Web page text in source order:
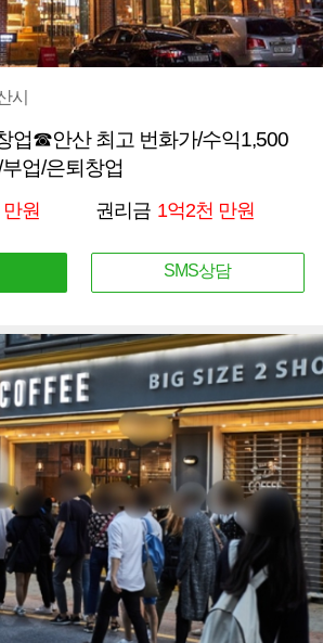
시
업☎안산 최고 번화가/수익1,500
업/은퇴창업
원 권리금 1억2천 만원
SMS상담